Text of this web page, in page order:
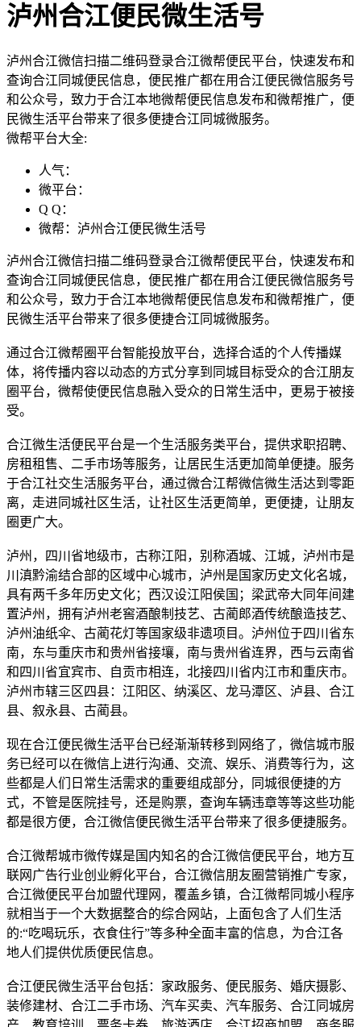
泸州合江便民微生活号
泸州合江微信扫描二维码登录合江微帮便民平台，快速发布和
查询合江同城便民信息，便民推广都在用合江便民微信服务号
和公众号，致力于合江本地微帮便民信息发布和微帮推广，便
民微生活平台带来了很多便捷合江同城微服务。
微帮平台大全:
人气：
微平台：
Q Q：
微帮：泸州合江便民微生活号
泸州合江微信扫描二维码登录合江微帮便民平台，快速发布和
查询合江同城便民信息，便民推广都在用合江便民微信服务号
和公众号，致力于合江本地微帮便民信息发布和微帮推广，便
民微生活平台带来了很多便捷合江同城微服务。
通过合江微帮圈平台智能投放平台，选择合适的个人传播媒
体，将传播内容以动态的方式分享到同城目标受众的合江朋友
圈平台，微帮使便民信息融入受众的日常生活中，更易于被接
受。
合江微生活便民平台是一个生活服务类平台，提供求职招聘、
房租租售、二手市场等服务，让居民生活更加简单便捷。服务
于合江社交生活服务平台，通过微合江帮微信微生活达到零距
离，走进同城社区生活，让社区生活更简单，更便捷，让朋友
圈更广大。
泸州，四川省地级市，古称江阳，别称酒城、江城，泸州市是
川滇黔渝结合部的区域中心城市，泸州是国家历史文化名城，
具有两千多年历史文化；西汉设江阳侯国；梁武帝大同年间建
置泸州，拥有泸州老窖酒酿制技艺、古蔺郎酒传统酿造技艺、
泸州油纸伞、古蔺花灯等国家级非遗项目。泸州位于四川省东
南，东与重庆市和贵州省接壤，南与贵州省连界，西与云南省
和四川省宜宾市、自贡市相连，北接四川省内江市和重庆市。
泸州市辖三区四县：江阳区、纳溪区、龙马潭区、泸县、合江
县、叙永县、古蔺县。
现在合江便民微生活平台已经渐渐转移到网络了，微信城市服
务已经可以在微信上进行沟通、交流、娱乐、消费等行为，这
些都是人们日常生活需求的重要组成部分，同城很便捷的方
式，不管是医院挂号，还是购票，查询车辆违章等等这些功能
都是很方便，合江微信便民微生活平台带来了很多便捷服务。
合江微帮城市微传媒是国内知名的合江微信便民平台，地方互
联网广告行业创业孵化平台，合江微信朋友圈营销推广专家，
合江微便民平台加盟代理网，覆盖乡镇，合江微帮同城小程序
就相当于一个大数据整合的综合网站，上面包含了人们生活
的:“吃喝玩乐，衣食住行”等多种全面丰富的信息，为合江各
地人们提供优质便民信息。
合江便民微生活平台包括：家政服务、便民服务、婚庆摄影、
装修建材、合江二手市场、汽车买卖、汽车服务、合江同城房